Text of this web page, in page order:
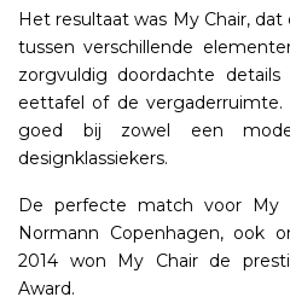
Het resultaat was My Chair,
tussen verschillende
zorgvuldig doordachte
eettafel of de
goed bij zowel een
designklassiekers.
De perfecte match voor My
Normann Copenhagen, ook
2014 won My Chair de
Award.